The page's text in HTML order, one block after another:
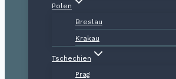
Polen
Breslau
Krakau
Tschechien
Prag